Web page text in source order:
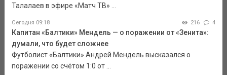
Талалаев в эфире «Матч ТВ» ...
Сегодня 09:18 216 4
Капитан «Балтики» Мендель — о поражении от «Зенита»:
думали, что будет сложнее
Футболист «Балтики» Андрей Мендель высказался о
поражении со счётом 1:0 от ...